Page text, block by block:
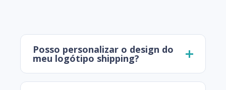
Posso personalizar o design do
meu logótipo shipping?